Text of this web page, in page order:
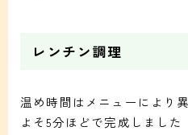
レンチン調理
温め時間はメニューにより
よそ5分ほどで完成しました